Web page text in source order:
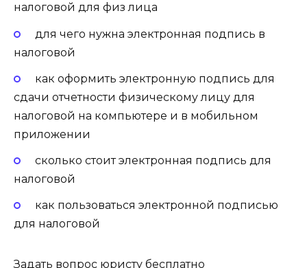
налоговой для физ лица
для чего нужна электронная подпись в
налоговой
как оформить электронную подпись для
сдачи отчетности физическому лицу для
налоговой на компьютере и в мобильном
приложении
сколько стоит электронная подпись для
налоговой
как пользоваться электронной подписью
для налоговой
Задать вопрос юристу бесплатно